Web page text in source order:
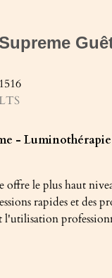
1516
-
offre le plus haut
rapides et des
l'utilisation